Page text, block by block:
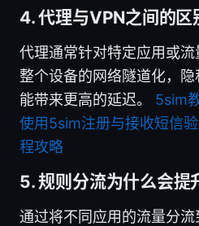
4. 代理与VPN之间的区
代理通常针对特定应用或
整个设备的网络隧道化，
能带来更高的延迟。 5sim
使用5sim注册与接收短信
程攻略
5. 规则分流为什么会提
通过将不同应用的流量分